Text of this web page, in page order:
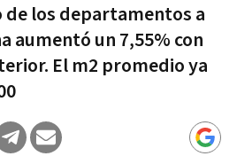
los departamentos a
aumentó un 7,55% con
El m2 promedio ya